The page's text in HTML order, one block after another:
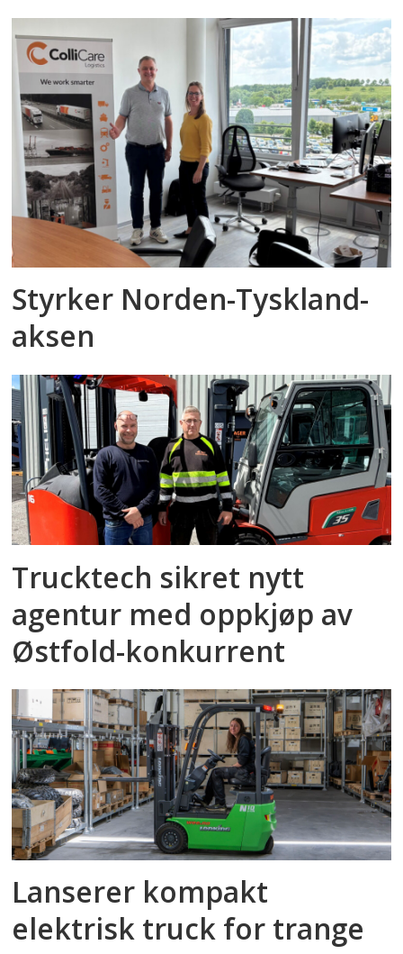
Styrker Norden-Tyskland-
aksen
Trucktech sikret nytt
agentur med oppkjøp av
Østfold-konkurrent
Lanserer kompakt
elektrisk truck for trange